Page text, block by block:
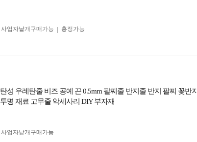
사업자 낱개구매가능 흥정가능
탄성 우레탄줄 비즈 공예 끈 0.5mm 팔찌줄 반지줄 반지 팔찌 꽃반지
투명 재료 고무줄 악세사리 DIY 부자재
사업자 낱개구매가능